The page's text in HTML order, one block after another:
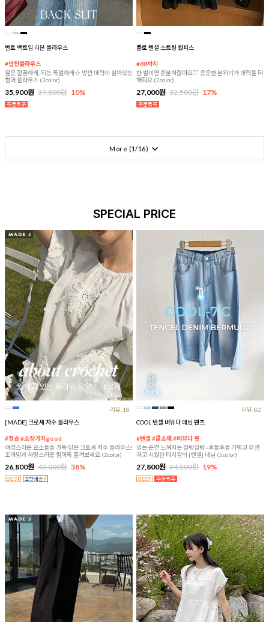
벤로 백트임 리본 블라우스
#반전블라우스
앞은 깔끔하게, 뒤는 특별하게☆ 반전 매력이 살아있는
썸머 블라우스 (3color)
35,900원 39,800원 10%
플로 텐셀 스트링 원피스
#88까지
한 벌이면 충분하잖아요♡ 은은한 분위기가 매력을 더
해줘요 (2color)
27,000원 32,500원 17%
More (1/16)
SPECIAL PRICE
리뷰:18
[MADE] 크로셰 자수 블라우스
#청순 #소장가치good
여성스러운 요소들을 가득 담은 크로셰 자수 블라우스!
조아맘과 사랑스러운 썸머룩 즐겨보세요 (2color)
26,800원 43,000원 38%
리뷰:82
COOL 텐셀 버뮤다 데님 팬츠
#텐셀 #쿨소재 #버뮤다 핏
입는 순간 느껴지는 찰랑찰랑~후들후들 가볍고 유연
하고 시원한 터치감의 [텐셀] 데님 (5color)
27,800원 34,500원 19%